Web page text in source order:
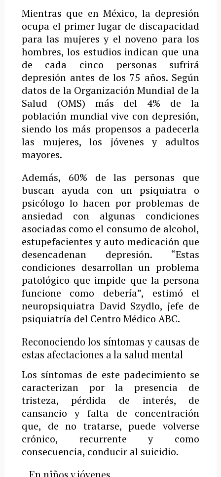
Mientras que en México, la depresión
ocupa el primer lugar de discapacidad
para las mujeres y el noveno para los
hombres, los estudios indican que una
de cada cinco personas sufrirá
depresión antes de los 75 años. Según
datos de la Organización Mundial de la
Salud (OMS) más del 4% de la
población mundial vive con depresión,
siendo los más propensos a padecerla
las mujeres, los jóvenes y adultos
mayores.
Además, 60% de las personas que
buscan ayuda con un psiquiatra o
psicólogo lo hacen por problemas de
ansiedad con algunas condiciones
asociadas como el consumo de alcohol,
estupefacientes y auto medicación que
desencadenan depresión. “Estas
condiciones desarrollan un problema
patológico que impide que la persona
funcione como debería”, estimó el
neuropsiquiatra David Szydlo, jefe de
psiquiatría del Centro Médico ABC.
Reconociendo los síntomas y causas de
estas afectaciones a la salud mental
Los síntomas de este padecimiento se
caracterizan por la presencia de
tristeza, pérdida de interés, de
cansancio y falta de concentración
que, de no tratarse, puede volverse
crónico, recurrente y como
consecuencia, conducir al suicidio.
…En niños y jóvenes